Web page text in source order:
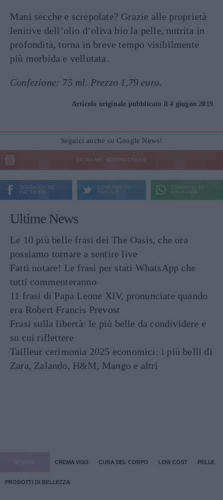
Mani secche e screpolate? Grazie alle proprietà
lenitive dell’olio d’oliva bio la pelle, nutrita in
profondità, torna in breve tempo visibilmente
più morbida e vellutata.
Confezione: 75 ml. Prezzo 1,79 euro.
Articolo originale pubblicato il 4 giugno 2019
Seguici anche su Google News!
ENTRA NEL NOSTRO CANALE
CONDIVIDI SU
FACEBOOK
CONDIVIDI SU
TWITTER
CONDIVIDI SU
WHATSAPP
Ultime News
Le 10 più belle frasi dei The Oasis, che ora
possiamo tornare a sentire live
Fatti notare! Le frasi per stati WhatsApp che
tutti commenteranno
11 frasi di Papa Leone XIV, pronunciate quando
era Robert Francis Prevost
Frasi sulla libertà: le più belle da condividere e
su cui riflettere
Tailleur cerimonia 2025 economici: i più belli di
Zara, Zalando, H&M, Mango e altri
CREMA VISO CURA DEL CORPO LOW COST PELLE
PRODOTTI DI BELLEZZA